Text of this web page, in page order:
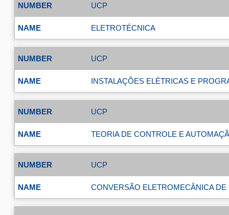
UCP
ELETROTÉCNICA
UCP
INSTALAÇÕES ELÉTRICAS E
UCP
TEORIA DE CONTROLE E
UCP
CONVERSÃO ELETROMECÂNICA DE